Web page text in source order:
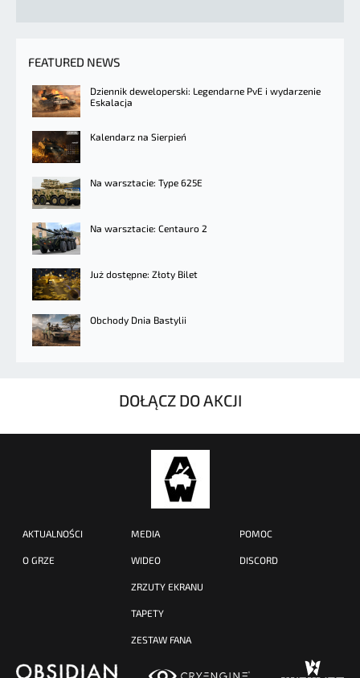
FEATURED NEWS
Dziennik deweloperski: Legendarne PvE i wydarzenie
Eskalacja
Kalendarz na Sierpień
Na warsztacie: Type 625E
Na warsztacie: Centauro 2
Już dostępne: Złoty Bilet
Obchody Dnia Bastylii
DOŁĄCZ DO AKCJI
AKTUALNOŚCI
O GRZE
MEDIA
WIDEO
ZRZUTY EKRANU
TAPETY
ZESTAW FANA
POMOC
DISCORD